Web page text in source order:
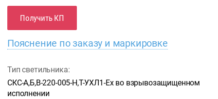
Получить КП
Пояснение по заказу и маркировке
Тип светильника:
СКС-А,Б,В-220-005-Н,Т-УХЛ1-Ex во взрывозащищенном
исполнении